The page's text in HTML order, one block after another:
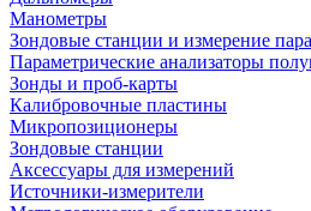
Манометры
Зондовые станции и измерение
Параметрические анализаторы
Зонды и проб-карты
Калибровочные пластины
Микропозиционеры
Зондовые станции
Аксессуары для измерений
Источники-измерители